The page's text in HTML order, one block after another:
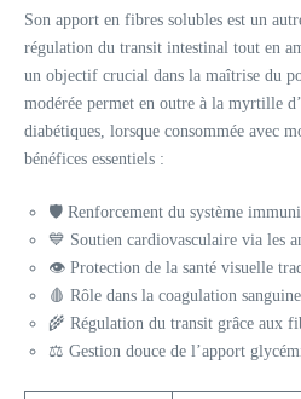
Son apport en fibres solubles est un
régulation du transit intestinal tout en
un objectif crucial dans la maîtrise du
modérée permet en outre à la myrtille
diabétiques, lorsque consommée avec
bénéfices essentiels :
🛡️ Renforcement du système
💙 Soutien cardiovasculaire via les
👁️ Protection de la santé visuelle
🩸 Rôle dans la coagulation
🌾 Régulation du transit grâce aux
⚖️ Gestion douce de l’apport